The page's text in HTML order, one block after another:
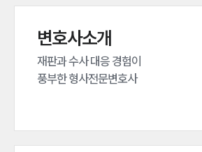
변호사소개
재판과 수사 대응 경험이
풍부한 형사전문변호사